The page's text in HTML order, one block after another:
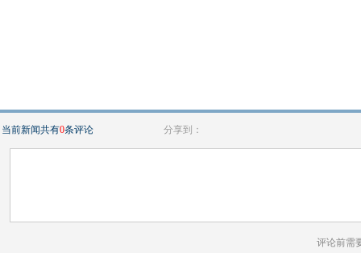
当前新闻共有0条评论 分享到：
评论前需